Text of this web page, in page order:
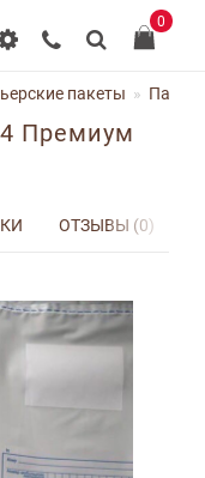
0
пакеты Пакет
Премиум
ОТЗЫВЫ (0)